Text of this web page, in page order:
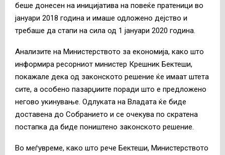
беше донесен на иницијатива на повеќе пратеници во
јануари 2018 година и имаше одложено дејство и
требаше да стапи на сила од 1 јануари 2020 година.
Анализите на Министерството за економија, како што
информира ресорниот министер Крешник Бектеши,
покажале дека од законското решение ќе имаат штета
сите, а особено пазарџиите поради што е предложено
негово укинување. Одлуката на Владата ќе биде
доставена до Собранието и се очекува по скратена
постапка да биде поништено законското решение.
Во меѓувреме, како што рече Бектеши, Министерството